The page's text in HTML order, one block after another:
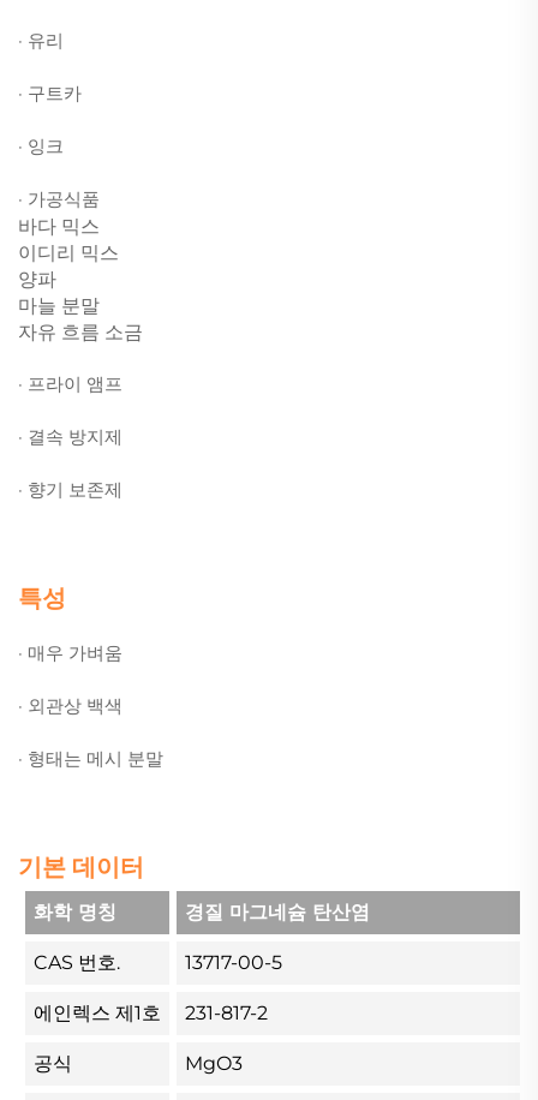
· 유리
· 구트카
· 잉크
· 가공식품
바다 믹스
이디리 믹스
양파
마늘 분말
자유 흐름 소금
· 프라이 앰프
· 결속 방지제
· 향기 보존제
특성
· 매우 가벼움
· 외관상 백색
· 형태는 메시 분말
기본 데이터
화학 명칭 경질 마그네슘 탄산염
CAS 번호. 13717-00-5
에인렉스 제1호 231-817-2
공식 MgO3